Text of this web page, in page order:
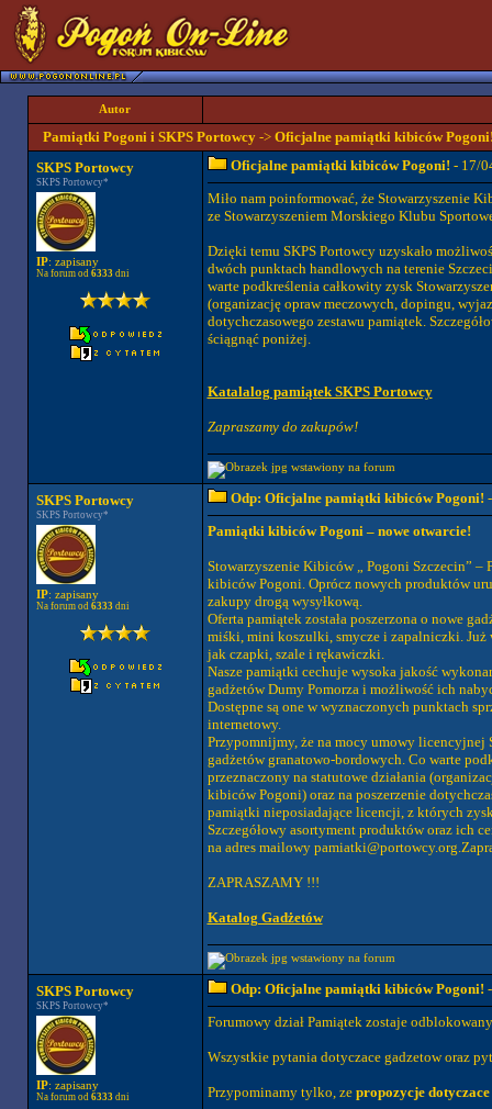
Autor
Pamiątki Pogoni i SKPS Portowcy-> Oficjalne pamiątki kibiców
SKPS Portowcy
SKPS Portowcy*
IP: zapisany
Na forum od 6333dni
Oficjalne pamiątki kibiców Pogoni! - 17/
Miło nam poinformować, że Stowarzyszenie
ze Stowarzyszeniem Morskiego Klubu
Dzięki temu SKPS Portowcy uzyskało
dwóch punktach handlowych na terenie
warte podkreślenia całkowity zysk
(organizację opraw meczowych, dopingu,
dotychczasowego zestawu pamiątek.
ściągnąć poniżej.
Katalalog pamiątek SKPS Portowcy
Zapraszamy do zakupów!
SKPS Portowcy
SKPS Portowcy*
IP: zapisany
Na forum od 6333 dni
Odp: Oficjalne pamiątki kibiców Pogoni!
Pamiątki kibiców Pogoni – nowe otwarcie!
Stowarzyszenie Kibiców „ Pogoni Szczecin”
kibiców Pogoni. Oprócz nowych produktów
zakupy drogą wysyłkową.
Oferta pamiątek została poszerzona o nowe
miśki, mini koszulki, smycze i zapalniczki. Już
jak czapki, szale i rękawiczki.
Nasze pamiątki cechuje wysoka jakość
gadżetów Dumy Pomorza i możliwość ich
Dostępne są one w wyznaczonych punktach
internetowy.
Przypomnijmy, że na mocy umowy
gadżetów granatowo-bordowych. Co warte
przeznaczony na statutowe działania
kibiców Pogoni) oraz na poszerzenie
pamiątki nieposiadające licencji, z których
Szczegółowy asortyment produktów oraz ich
na adres mailowy
ZAPRASZAMY !!!
Katalog Gadżetów
SKPS Portowcy
SKPS Portowcy*
IP: zapisany
Na forum od 6333dni
Odp: Oficjalne pamiątki kibiców Pogoni!
Forumowy dział Pamiątek zostaje
Wszystkie pytania dotyczace gadzetow oraz
Przypominamy tylko, ze propozycje